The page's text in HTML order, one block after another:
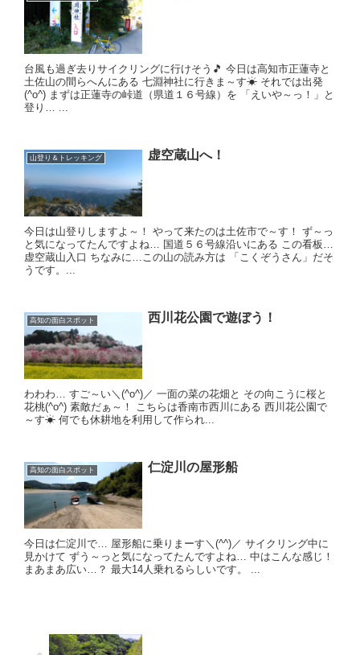
台風も過ぎ去りサイクリングに行けそう🎵 今日は高知市正蓮寺と
土佐山の間らへんにある 七淵神社に行きま～す☀ それでは出発
(^o^) まずは正蓮寺の峠道（県道１６号線）を 「えいや～っ！」と
登り… ...
山登り＆トレッキング 虚空蔵山へ！
今日は山登りしますよ～！ やって来たのは土佐市で～す！ ず～っ
と気になってたんですよね… 国道５６号線沿いにある この看板…
虚空蔵山入口 ちなみに…この山の読み方は 「こくぞうさん」だそ
うです。...
高知の面白スポット 西川花公園で遊ぼう！
わわわ… すご～い＼(^o^)／ 一面の菜の花畑と その向こうに桜と
花桃(^o^) 素敵だぁ～！ こちらは香南市西川にある 西川花公園で
～す☀ 何でも休耕地を利用して作られ...
高知の面白スポット 仁淀川の屋形船
今日は仁淀川で… 屋形船に乗りまーす＼(^^)／ サイクリング中に
見かけて ずう～っと気になってたんですよね… 中はこんな感じ！
まあまあ広い…？ 最大14人乗れるらしいです。 ...